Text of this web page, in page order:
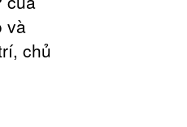
và
chủ